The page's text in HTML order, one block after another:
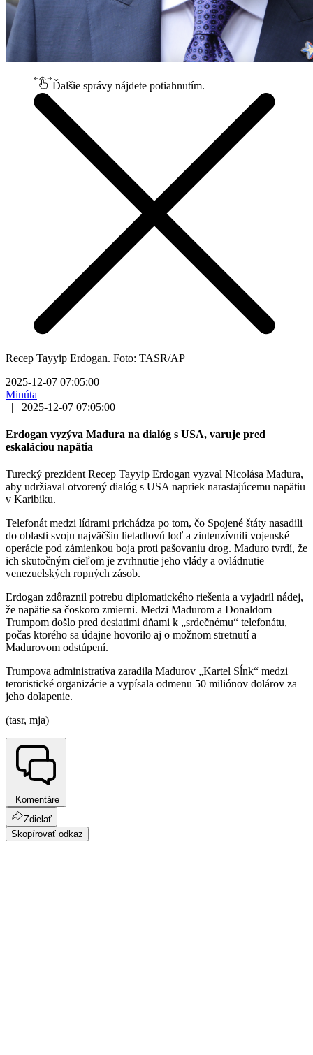
Ďalšie správy nájdete potiahnutím.
Recep Tayyip Erdogan. Foto: TASR/AP
2025-12-07 07:05:00
Minúta
|
2025-12-07 07:05:00
Erdogan vyzýva Madura na dialóg s USA, varuje pred
eskaláciou napätia
Turecký prezident Recep Tayyip Erdogan vyzval Nicolása Madura,
aby udržiaval otvorený dialóg s USA napriek narastajúcemu napätiu
v Karibiku.
Telefonát medzi lídrami prichádza po tom, čo Spojené štáty nasadili
do oblasti svoju najväčšiu lietadlovú loď a zintenzívnili vojenské
operácie pod zámienkou boja proti pašovaniu drog. Maduro tvrdí, že
ich skutočným cieľom je zvrhnutie jeho vlády a ovládnutie
venezuelských ropných zásob.
Erdogan zdôraznil potrebu diplomatického riešenia a vyjadril nádej,
že napätie sa čoskoro zmierni. Medzi Madurom a Donaldom
Trumpom došlo pred desiatimi dňami k „srdečnému“ telefonátu,
počas ktorého sa údajne hovorilo aj o možnom stretnutí a
Madurovom odstúpení.
Trumpova administratíva zaradila Madurov „Kartel Sĺnk“ medzi
teroristické organizácie a vypísala odmenu 50 miliónov dolárov za
jeho dolapenie.
(tasr, mja)
Komentáre
Zdielať
Skopírovať odkaz